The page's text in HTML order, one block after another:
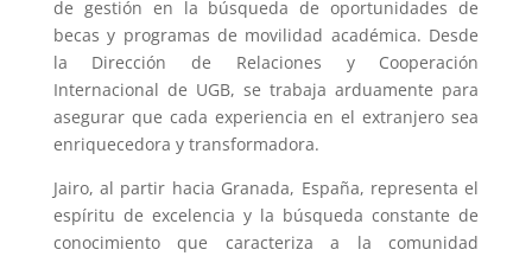
de gestión en la búsqueda de oportunidades de
becas y programas de movilidad académica. Desde
la Dirección de Relaciones y Cooperación
Internacional de UGB, se trabaja arduamente para
asegurar que cada experiencia en el extranjero sea
enriquecedora y transformadora.
Jairo, al partir hacia Granada, España, representa el
espíritu de excelencia y la búsqueda constante de
conocimiento que caracteriza a la comunidad